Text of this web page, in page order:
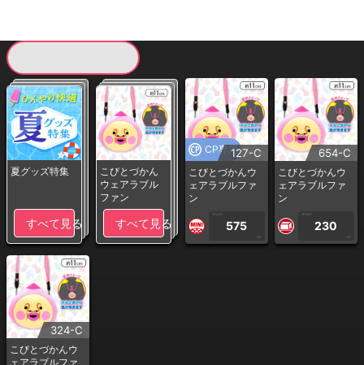
夏グッズ特集
すべて見る
こびとづかん
ウェアラブル
ファン
すべて見る
CP専用127-C
こびとづかんウ
ェアラブルファ
ン
1PLAY
575
CP
654-C
こびとづかんウ
ェアラブルファ
ン
1PLAY
230
CP
324-C
こびとづかんウ
ェアラブルファ